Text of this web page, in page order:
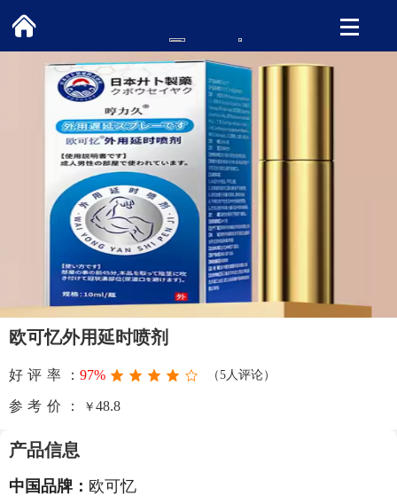
欧可忆外用延时喷剂
好评率： 97% （5人评论）
参考价： ￥ 48.8
产品信息
中国品牌： 欧可忆